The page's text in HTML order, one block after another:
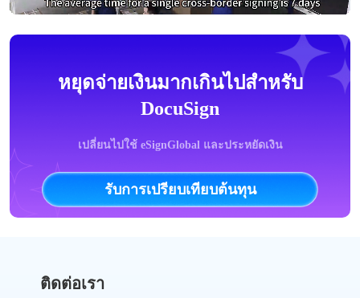
หยุดจ่ายเงินมากเกินไปสำหรับ
DocuSign
เปลี่ยนไปใช้ eSignGlobal และประหยัดเงิน
รับการเปรียบเทียบต้นทุน
ติดต่อเรา